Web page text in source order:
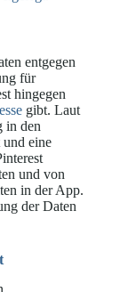
entgegen
für
hingegen
gibt. Laut
in den
eine
und von
in der App.
der Daten